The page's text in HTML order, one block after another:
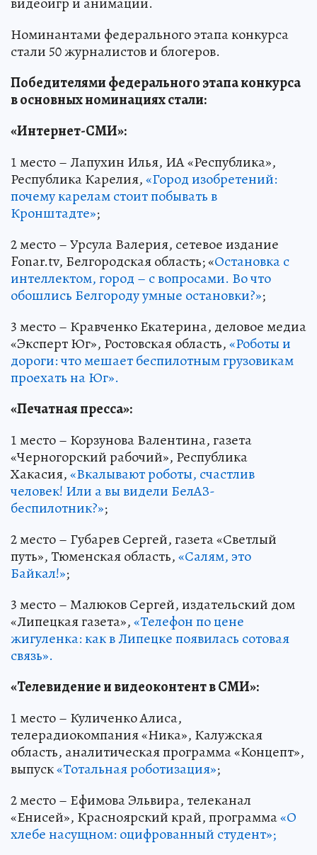
Номинантами федерального этапа конкурса
стали 50 журналистов и блогеров.
Победителями федерального этапа конкурса
в основных номинациях стали:
«Интернет-СМИ»:
1 место – Лапухин Илья, ИА «Республика»,
Республика Карелия,«Город изобретений:
почему карелам стоит побывать в
Кронштадте»;
2 место – Урсула Валерия, сетевое издание
Fonar.tv, Белгородская область; «Остановка с
интеллектом, город – с вопросами. Во что
обошлись Белгороду умные остановки?»;
3 место – Кравченко Екатерина, деловое медиа
«Эксперт Юг», Ростовская область,«Роботы и
дороги: что мешает беспилотным грузовикам
проехать на Юг».
«Печатная пресса»:
1 место – Корзунова Валентина, газета
«Черногорский рабочий», Республика
Хакасия,«Вкалывают роботы, счастлив
человек! Или а вы видели БелАЗ-
беспилотник?»;
2 место – Губарев Сергей, газета «Светлый
путь», Тюменская область,«Салям, это
Байкал!»;
3 место – Малюков Сергей, издательский дом
«Липецкая газета»,«Телефон по цене
жигуленка: как в Липецке появилась сотовая
связь».
«Телевидение и видеоконтент в СМИ»:
1 место – Куличенко Алиса,
телерадиокомпания «Ника», Калужская
область, аналитическая программа «Концепт»,
выпуск«Тотальная роботизация»;
2 место – Ефимова Эльвира, телеканал
«Енисей», Красноярский край, программа«О
хлебе насущном: оцифрованный студент»;